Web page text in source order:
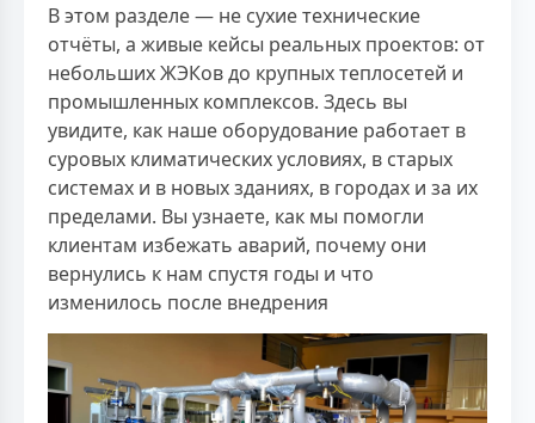
В этом разделе — не сухие технические
отчёты, а живые кейсы реальных проектов: от
небольших ЖЭКов до крупных теплосетей и
промышленных комплексов. Здесь вы
увидите, как наше оборудование работает в
суровых климатических условиях, в старых
системах и в новых зданиях, в городах и за их
пределами. Вы узнаете, как мы помогли
клиентам избежать аварий, почему они
вернулись к нам спустя годы и что
изменилось после внедрения